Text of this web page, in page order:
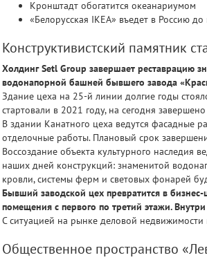
Кронштадт обогатится океанариумом
«Белорусская IKEA» въедет в Россию до
Конструктивистский памятник
Холдинг Setl Group завершает реставрацию
водонапорной башней бывшего завода
Здание цеха на 25-й линии долгие годы
стартовали в 2021 году, на сегодня
В здании Канатного цеха ведутся фасадные
отделочные работы. Плановый срок
Воссоздание объекта культурного
наших дней конструкций: знаменитой
кровли, системы ферм и световых фонарей
Бывший заводской цех превратится в
помещения с первого по третий этажи.
С ситуацией на рынке деловой
Общественное пространство